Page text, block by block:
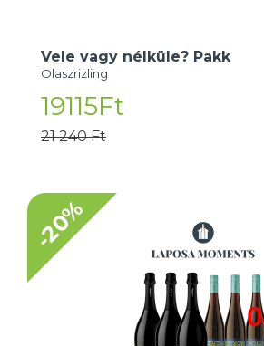
Vele vagy nélküle? Pakk
Olaszrizling
19115Ft
21 240 Ft
-20%